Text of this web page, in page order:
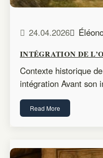
24.04.2026
INTÉGRATION DE
Contexte historique
intégration Avant son
Read More